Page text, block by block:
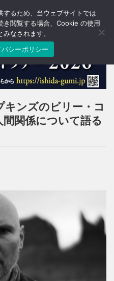
T
o
a
v
g
a
o
ンズのビリー・コ
関係について語る
するため、当ウェブサイトでは
閲覧する場合、Cookie の使用
なされます。
シーポリシー